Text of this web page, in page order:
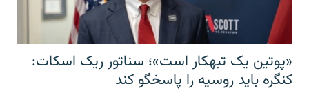
«پوتین یک تبهکار است»؛ سناتور ریک اسکات:
کنگره باید روسیه را پاسخگو کند